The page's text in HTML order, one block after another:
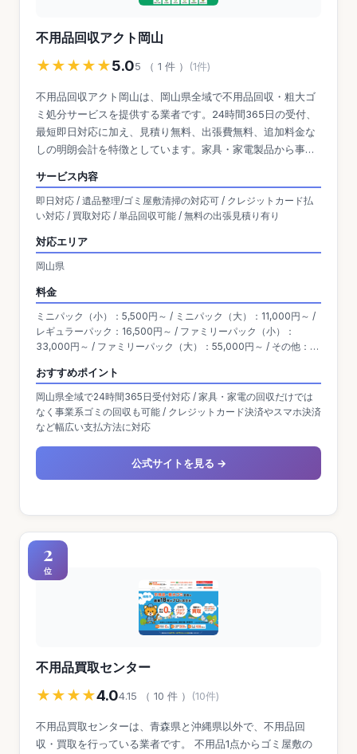
不用品回収アクト岡山
★★★★★5.05 （ 1 件 ） (1件)
不用品回収アクト岡山は、岡山県全域で不用品回収・粗大ゴ
ミ処分サービスを提供する業者です。24時間365日の受付、
最短即日対応に加え、見積り無料、出張費無料、追加料金な
しの明朗会計を特徴としています。家具・家電製品から事業
をリサイクル・リユースすることで低価格を実現。現金だけ
ではなく、クレジットカードやスマホ決済（PayPay）も利用
可能です。
サービス内容
即日対応 / 遺品整理/ゴミ屋敷清掃の対応可 / クレジットカード払
い対応 / 買取対応 / 単品回収可能 / 無料の出張見積り有り
対応エリア
岡山県
料金
ミニパック（小）：5,500円～ / ミニパック（大）：11,000円～ /
レギュラーパック：16,500円～ / ファミリーパック（小）：
33,000円～ / ファミリーパック（大）：55,000円～ / その他：要
おすすめポイント
岡山県全域で24時間365日受付対応 / 家具・家電の回収だけでは
なく事業系ゴミの回収も可能 / クレジットカード決済やスマホ決済
など幅広い支払方法に対応
公式サイトを見る →
2
位
不用品買取センター
★★★★4.04.15 （ 10 件 ） (10件)
不用品買取センターは、青森県と沖縄県以外で、不用品回
収・買取を行っている業者です。 不用品1点からゴミ屋敷の